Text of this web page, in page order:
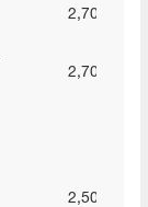
2,70%
2,70%
2,50%